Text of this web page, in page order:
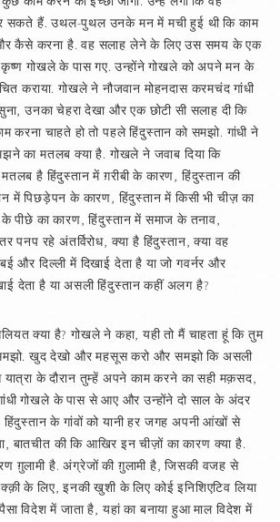
सकते हैं. उथल-पुथल उनके मन में मची हुई थी कि काम
कैसे करना है. वह सलाह लेने के लिए उस समय के एक
कृष्ण गोखले के पास गए. उन्होंने गोखले को अपने मन के
कराया. गोखले ने नौजवान मोहनदास करमचंद गांधी
उनका चेहरा देखा और एक छोटी सी सलाह दी कि
करना चाहते हो तो पहले हिंदुस्तान को समझो. गांधी ने
का मतलब क्या है. गोखले ने जवाब दिया कि
है हिंदुस्तान में ग़रीबी के कारण, हिंदुस्तान की
में पिछड़ेपन के कारण, हिंदुस्तान में किसी भी चीज़ का
पीछे का कारण, हिंदुस्तान में समाज के तनाव,
पनप रहे अंतर्विरोध, क्या है हिंदुस्तान, क्या वह
और दिल्ली में दिखाई देता है या जो गवर्नर और
देता है या असली हिंदुस्तान कहीं अलग है?
क्या है? गोखले ने कहा, यही तो मैं चाहता हूं कि तुम
खुद देखो और महसूस करो और समझो कि असली
के दौरान तुम्हें अपने काम करने का सही मक़सद,
गांधी गोखले के पास से आए और उन्होंने दो साल के अंदर
के गांवों को यानी हर जगह अपनी आंखों से
बातचीत की कि आखिर इन चीज़ों का कारण क्या है.
ग़ुलामी है. अंग्रेजों की ग़ुलामी है, जिसकी वजह से
के लिए, इनकी खुशी के लिए कोई इनिशिएटिव लिया
विदेश में जाता है, यहां का बनाया हुआ माल विदेश में